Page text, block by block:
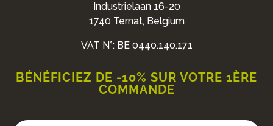
Industrielaan 16-20
1740 Ternat, Belgium
VAT N°: BE 0440.140.171
BÉNÉFICIEZ DE -10% SUR VOTRE 1ÈRE
COMMANDE